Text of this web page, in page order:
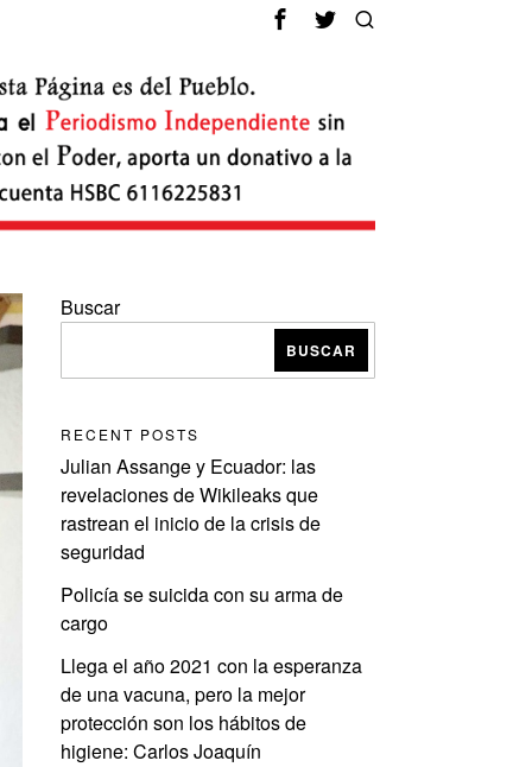
Buscar
BUSCAR
RECENT POSTS
Julian Assange y Ecuador: las
revelaciones de Wikileaks que
rastrean el inicio de la crisis de
seguridad
Policía se suicida con su arma de
cargo
Llega el año 2021 con la esperanza
de una vacuna, pero la mejor
protección son los hábitos de
higiene: Carlos Joaquín